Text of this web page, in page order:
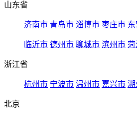
山东省
济南市 青岛市 淄博市 枣庄市
临沂市 德州市 聊城市 滨州市 菏
浙江省
杭州市 宁波市 温州市 嘉兴市 湖
北京